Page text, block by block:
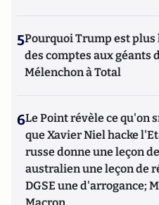
5Pourquoi Trump est
des comptes aux géants
Mélenchon à Total
6Le Point révèle ce qu'on
que Xavier Niel hacke
russe donne une leçon
australien une leçon de
DGSE une d'arrogance;
Macron